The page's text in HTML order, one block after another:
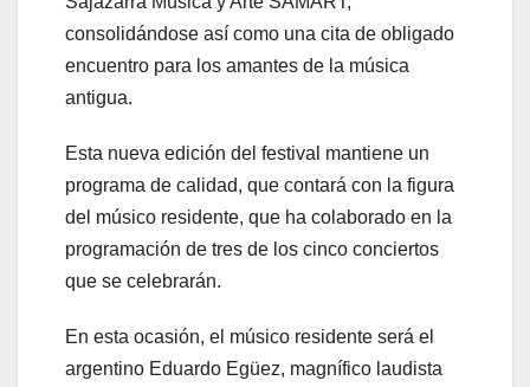
consolidándose así como una cita de obligado
encuentro para los amantes de la música
antigua.
Esta nueva edición del festival mantiene un
programa de calidad, que contará con la figura
del músico residente, que ha colaborado en la
programación de tres de los cinco conciertos
que se celebrarán.
En esta ocasión, el músico residente será el
argentino Eduardo Egüez, magnífico laudista